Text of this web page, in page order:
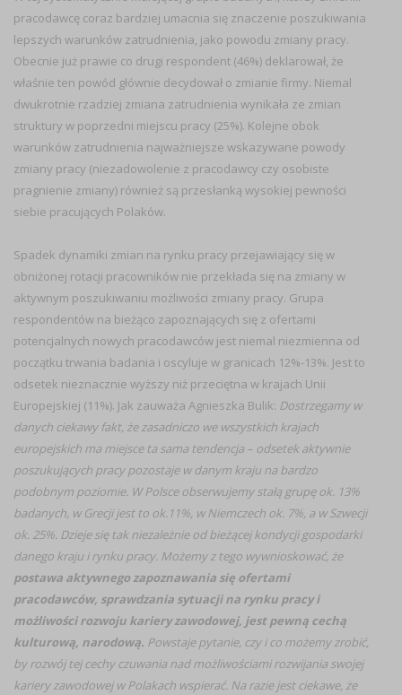
pracodawcę coraz bardziej umacnia się znaczenie poszukiwania
lepszych warunków zatrudnienia, jako powodu zmiany pracy.
Obecnie już prawie co drugi respondent (46%) deklarował, że
właśnie ten powód głównie decydował o zmianie firmy. Niemal
dwukrotnie rzadziej zmiana zatrudnienia wynikała ze zmian
struktury w poprzedni miejscu pracy (25%). Kolejne obok
warunków zatrudnienia najważniejsze wskazywane powody
zmiany pracy (niezadowolenie z pracodawcy czy osobiste
pragnienie zmiany) również są przesłanką wysokiej pewności
siebie pracujących Polaków.
Spadek dynamiki zmian na rynku pracy przejawiający się w
obniżonej rotacji pracowników nie przekłada się na zmiany w
aktywnym poszukiwaniu możliwości zmiany pracy. Grupa
respondentów na bieżąco zapoznających się z ofertami
potencjalnych nowych pracodawców jest niemal niezmienna od
początku trwania badania i oscyluje w granicach 12%-13%. Jest to
odsetek nieznacznie wyższy niż przeciętna w krajach Unii
Europejskiej (11%). Jak zauważa Agnieszka Bulik: Dostrzegamy w
danych ciekawy fakt, że zasadniczo we wszystkich krajach
europejskich ma miejsce ta sama tendencja – odsetek aktywnie
poszukujących pracy pozostaje w danym kraju na bardzo
podobnym poziomie. W Polsce obserwujemy stałą grupę ok. 13%
badanych, w Grecji jest to ok.11%, w Niemczech ok. 7%, a w Szwecji
ok. 25%. Dzieje się tak niezależnie od bieżącej kondycji gospodarki
danego kraju i rynku pracy. Możemy z tego wywnioskować, że
postawa aktywnego zapoznawania się ofertami
pracodawców, sprawdzania sytuacji na rynku pracy i
możliwości rozwoju kariery zawodowej, jest pewną cechą
kulturową, narodową. Powstaje pytanie, czy i co możemy zrobić,
by rozwój tej cechy czuwania nad możliwościami rozwijania swojej
kariery zawodowej w Polakach wspierać. Na razie jest ciekawe, że